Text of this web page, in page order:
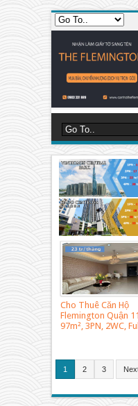
Cho Thuê Căn Hộ
Flemington Quận
97m², 3PN, 2WC, Full
1 2 3